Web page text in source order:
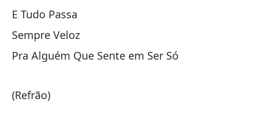
E Tudo Passa
Sempre Veloz
Pra Alguém Que Sente em Ser Só
(Refrão)